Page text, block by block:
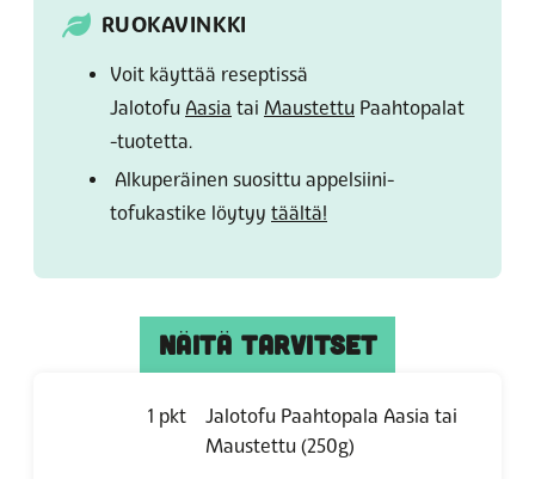
RUOKAVINKKI
Voit käyttää reseptissä
Jalotofu Aasia tai Maustettu Paahtopalat
-tuotetta.
Alkuperäinen suosittu appelsiini-
tofukastike löytyy täältä!
NÄITÄ TARVITSET
1 pkt
Jalotofu Paahtopala Aasia tai
Maustettu (250g)